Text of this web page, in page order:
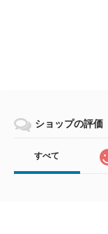
ショップの評価
すべて